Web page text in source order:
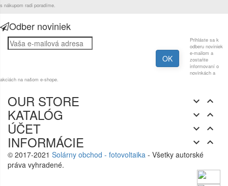
s nákupom radi poradíme.
Odber noviniek
Prihláste sa k
odberu noviniek
e-mailom a
zostaňte
informovaní o
novinkách a
akciách na našom e-shope.
OUR STORE  
KATALÓG  
ÚČET  
INFORMÁCIE  
© 2017-2021 Solárny obchod - fotovoltaika - Všetky autorské
práva vyhradené.